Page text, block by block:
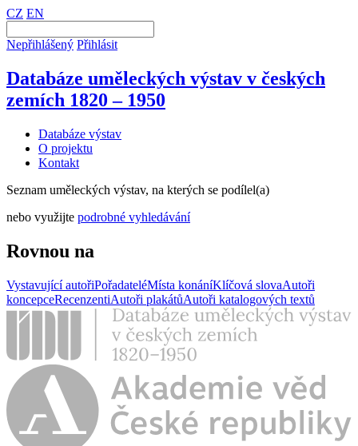
CZ EN
Nepřihlášený Přihlásit
Databáze uměleckých výstav v českých
zemích 1820 – 1950
Databáze výstav
O projektu
Kontakt
Seznam uměleckých výstav, na kterých se podílel(a)
nebo využijte podrobné vyhledávání
Rovnou na
Vystavující autořiPořadateléMísta konáníKlíčová slovaAutoři
koncepceRecenzentiAutoři plakátůAutoři katalogových textů